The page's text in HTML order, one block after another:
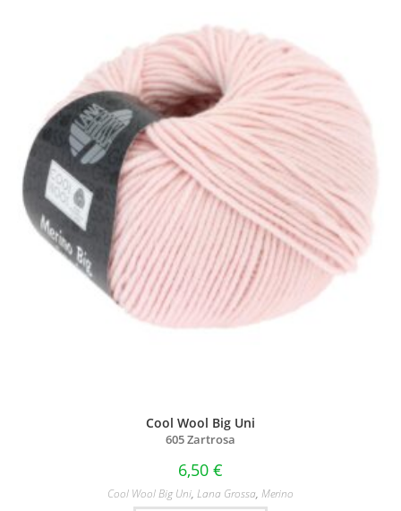
Cool Wool Big Uni
605 Zartrosa
6,50 €
Cool Wool Big Uni, Lana Grossa, Merino